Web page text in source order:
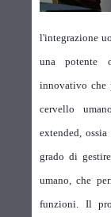
l'integrazione
una potente
innovativo che
cervello
extended,
grado di
umano, che
funzioni. Il